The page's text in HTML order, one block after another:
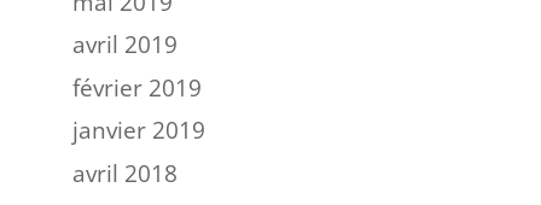
avril 2019
février 2019
janvier 2019
avril 2018